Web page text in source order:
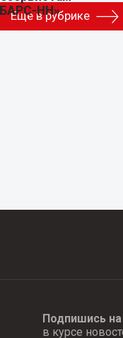
Еще в рубрике
Подпишись на
в курсе